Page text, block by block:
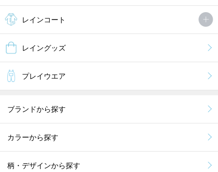
レインコート
レイングッズ
プレイウエア
ブランドから探す
カラーから探す
柄・デザインから探す